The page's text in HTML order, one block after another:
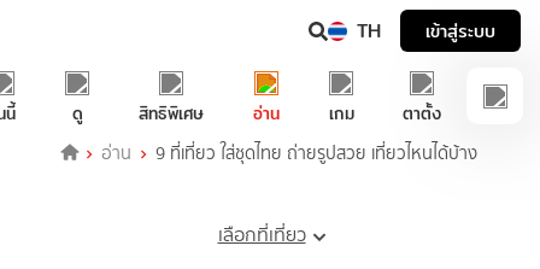
TH เข้าสู่ระบบ
นี้ ดู สิทธิพิเศษ อ่าน เกม
ตาตั้ง
อ่าน
9 ที่เที่ยว ใส่ชุดไทย ถ่ายรูปสวย เที่ยวไหนได้บ้าง
เลือกที่เที่ยว